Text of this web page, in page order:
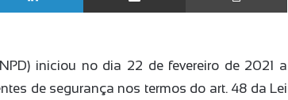
iniciou no dia 22 de fevereiro de 2021 a
de segurança nos termos do art. 48 da Lei